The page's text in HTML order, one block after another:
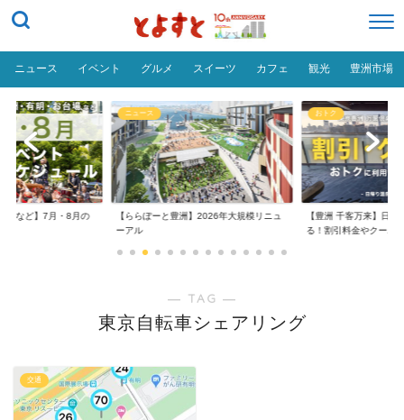
ニュース イベント グルメ スイーツ カフェ 観光 豊洲市場
場など】7月・8月の
ニュース
【ららぽーと豊洲】2026年大規模リニュ
ーアル
おトク
【豊洲 千客万来】日帰
る！割引料金やクーポ...
― TAG ―
東京自転車シェアリング
交通